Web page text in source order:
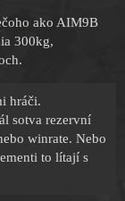
ako AIM9B
300kg,
hráči.
sotva rezervní
winrate. Nebo
to lítají s